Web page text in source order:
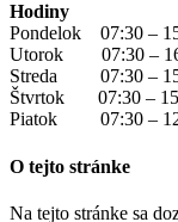
Hodiny
Pondelok 07:30 –
Utorok 07:30 –
Streda 07:30 –
Štvrtok 07:30 –
Piatok 07:30 –
O tejto stránke
Na tejto stránke sa